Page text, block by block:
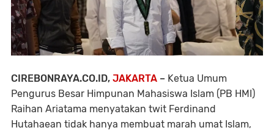
CIREBONRAYA.CO.ID, JAKARTA – Ketua Umum
Pengurus Besar Himpunan Mahasiswa Islam (PB HMI)
Raihan Ariatama menyatakan twit Ferdinand
Hutahaean tidak hanya membuat marah umat Islam,